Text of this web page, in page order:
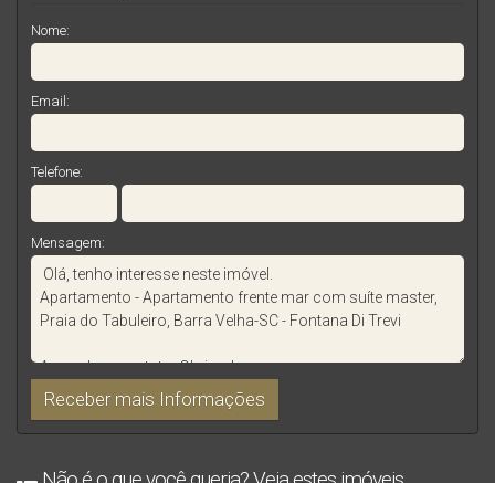
Nome:
Email:
Telefone:
Mensagem: